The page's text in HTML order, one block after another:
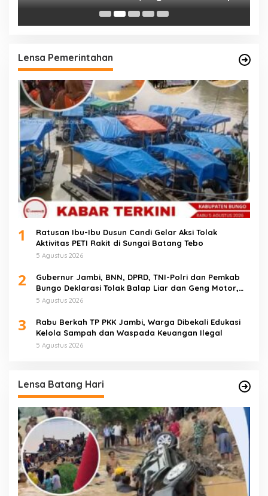
Prima
Lensa Pemerintahan
1
Ratusan Ibu-Ibu Dusun Candi Gelar Aksi Tolak
Aktivitas PETI Rakit di Sungai Batang Tebo
5 Agustus 2026
2
Gubernur Jambi, BNN, DPRD, TNI-Polri dan Pemkab
Bungo Deklarasi Tolak Balap Liar dan Geng Motor,
Semua Elemen Bersatu Lindungi Generasi Muda
5 Agustus 2026
3
Rabu Berkah TP PKK Jambi, Warga Dibekali Edukasi
Kelola Sampah dan Waspada Keuangan Ilegal
5 Agustus 2026
Lensa Batang Hari